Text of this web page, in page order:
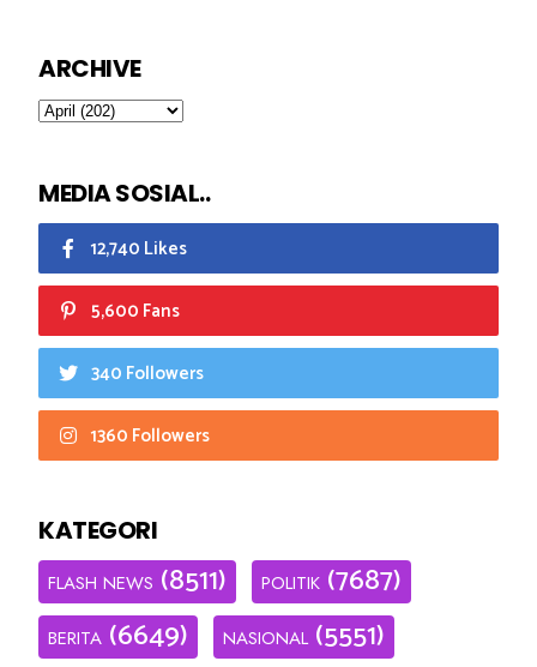
ARCHIVE
MEDIA SOSIAL..
12,740 Likes
5,600 Fans
340 Followers
1360 Followers
KATEGORI
FLASH NEWS (8511) POLITIK (7687)
BERITA (6649) NASIONAL (5551)